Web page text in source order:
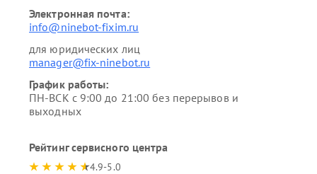
Электронная почта:
info@ninebot-fixim.ru
для юридических лиц
manager@fix-ninebot.ru
График работы:
ПН-ВСК с 9:00 до 21:00 без перерывов и
выходных
Рейтинг сервисного центра
4.9-5.0